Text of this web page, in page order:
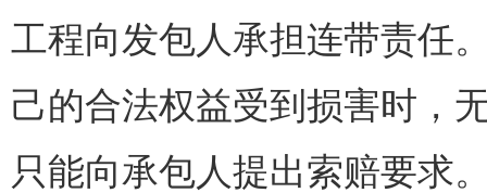
工程向发包人承担连带责任
己的合法权益受到损害时，
只能向承包人提出索赔要求